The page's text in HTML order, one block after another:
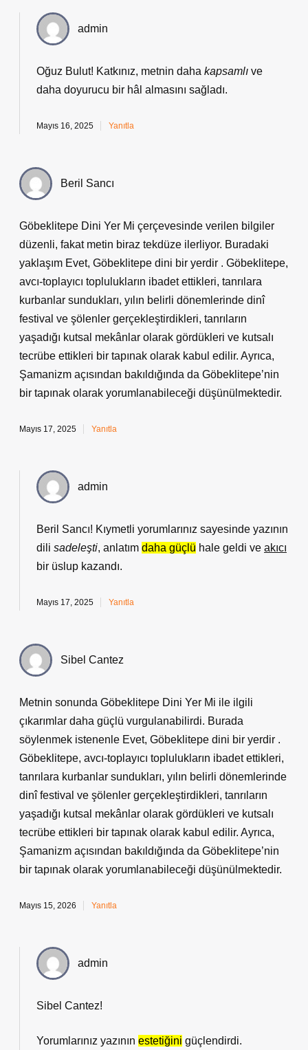
admin
Oğuz Bulut! Katkınız, metnin daha kapsamlı ve
daha doyurucu bir hâl almasını sağladı.
Mayıs 16, 2025 Yanıtla
Beril Sancı
Göbeklitepe Dini Yer Mi çerçevesinde verilen bilgiler
düzenli, fakat metin biraz tekdüze ilerliyor. Buradaki
yaklaşım Evet, Göbeklitepe dini bir yerdir . Göbeklitepe,
avcı-toplayıcı toplulukların ibadet ettikleri, tanrılara
kurbanlar sundukları, yılın belirli dönemlerinde dinî
festival ve şölenler gerçekleştirdikleri, tanrıların
yaşadığı kutsal mekânlar olarak gördükleri ve kutsalı
tecrübe ettikleri bir tapınak olarak kabul edilir. Ayrıca,
Şamanizm açısından bakıldığında da Göbeklitepe’nin
bir tapınak olarak yorumlanabileceği düşünülmektedir.
Mayıs 17, 2025 Yanıtla
admin
Beril Sancı! Kıymetli yorumlarınız sayesinde yazının
dili sadeleşti, anlatım daha güçlü hale geldi ve akıcı
bir üslup kazandı.
Mayıs 17, 2025 Yanıtla
Sibel Cantez
Metnin sonunda Göbeklitepe Dini Yer Mi ile ilgili
çıkarımlar daha güçlü vurgulanabilirdi. Burada
söylenmek istenenle Evet, Göbeklitepe dini bir yerdir .
Göbeklitepe, avcı-toplayıcı toplulukların ibadet ettikleri,
tanrılara kurbanlar sundukları, yılın belirli dönemlerinde
dinî festival ve şölenler gerçekleştirdikleri, tanrıların
yaşadığı kutsal mekânlar olarak gördükleri ve kutsalı
tecrübe ettikleri bir tapınak olarak kabul edilir. Ayrıca,
Şamanizm açısından bakıldığında da Göbeklitepe’nin
bir tapınak olarak yorumlanabileceği düşünülmektedir.
Mayıs 15, 2026 Yanıtla
admin
Sibel Cantez!
Yorumlarınız yazının estetiğini güçlendirdi.